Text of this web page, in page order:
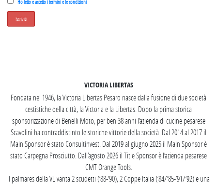
Ho letto e accetto i termini e le condizioni
VICTORIA LIBERTAS
Fondata nel 1946, la Victoria Libertas Pesaro nasce dalla fusione di due società
cestistiche della città, la Victoria e la Libertas. Dopo la prima storica
sponsorizzazione di Benelli Moto, per ben 38 anni l’azienda di cucine pesarese
Scavolini ha contraddistinto le storiche vittorie della società. Dal 2014 al 2017 il
Main Sponsor è stato Consultinvest. Dal 2019 al giugno 2025 il Main Sponsor è
stato Carpegna Prosciutto. Dall’agosto 2026 il Title Sponsor è l’azienda pesarese
CMT Orange Tools.
Il palmares della VL vanta 2 scudetti (’88-’90), 2 Coppe Italia (’84/’85-’91/’92) e una